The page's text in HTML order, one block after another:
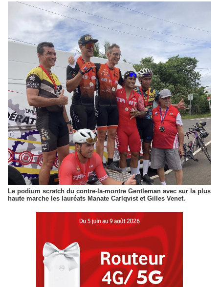
Le podium scratch du contre-la-montre Gentleman avec sur la plus
haute marche les lauréats Manate Carlqvist et Gilles Venet.